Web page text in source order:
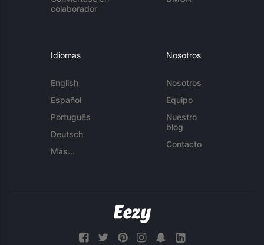
colaborador
Idiomas
English
Español
Português
Deutsch
Más...
Nosotros
Nosotros
Equipo
Nuestro
blog
Contacto